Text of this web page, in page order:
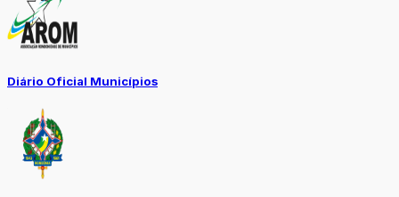
Diário Oficial Municípios